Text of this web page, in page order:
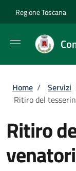
Regione Toscana
Briciole
Home / Servizi
Ritiro del
Ritiro